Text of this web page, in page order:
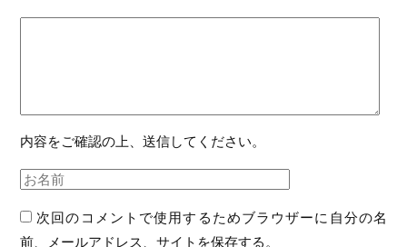
内容をご確認の上、送信してください。
次回のコメントで使用するためブラウザーに自分の名
前、メールアドレス、サイトを保存する。